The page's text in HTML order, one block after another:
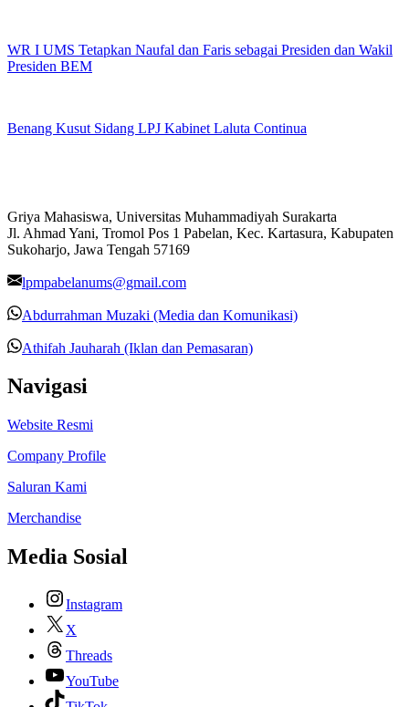
WR I UMS Tetapkan Naufal dan Faris sebagai Presiden dan Wakil
Presiden BEM
Benang Kusut Sidang LPJ Kabinet Laluta Continua
Griya Mahasiswa, Universitas Muhammadiyah Surakarta
Jl. Ahmad Yani, Tromol Pos 1 Pabelan, Kec. Kartasura, Kabupaten
Sukoharjo, Jawa Tengah 57169
lpmpabelanums@gmail.com
Abdurrahman Muzaki (Media dan Komunikasi)
Athifah Jauharah (Iklan dan Pemasaran)
Navigasi
Website Resmi
Company Profile
Saluran Kami
Merchandise
Media Sosial
Instagram
X
Threads
YouTube